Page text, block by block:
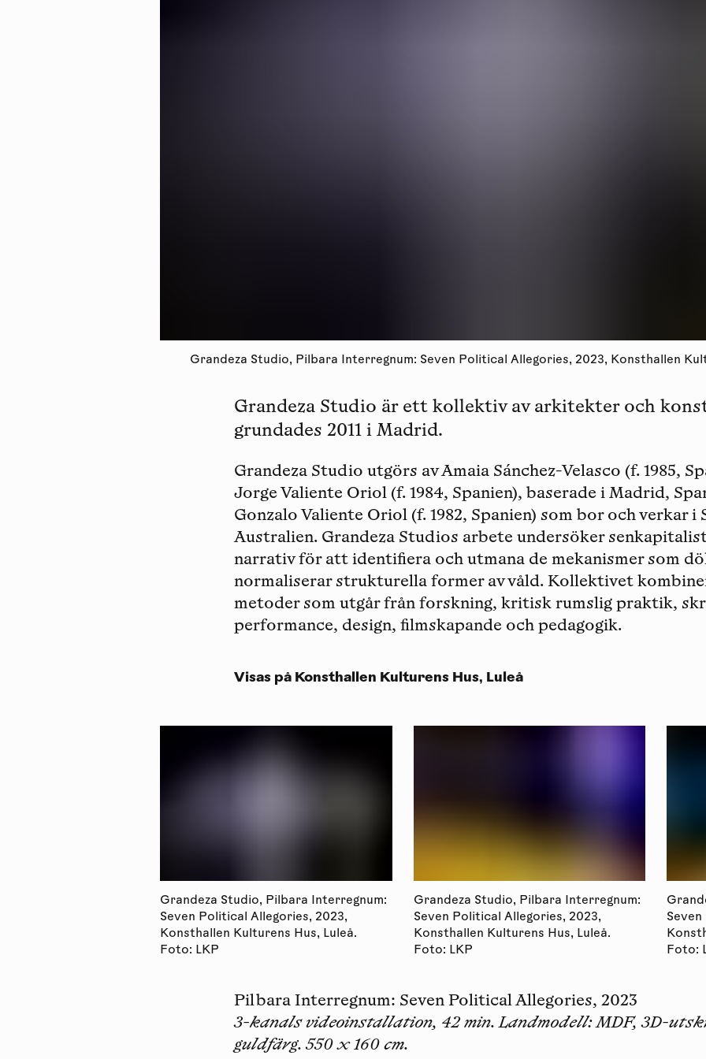
Grandeza Studio, Pilbara Interregnum: Seven Political Allegories, 2023, Konsthallen
Grandeza Studio är ett kollektiv av arkitekter och
grundades 2011 i Madrid.
Grandeza Studio utgörs avAmaia Sánchez-Velasco (f. 1985,
Jorge Valiente Oriol (f. 1984, Spanien), baserade i Madrid,
Gonzalo Valiente Oriol (f. 1982, Spanien) som bor och verkar i
Australien. Grandeza Studios arbete undersöker
narrativ för att identifiera och utmana de mekanismer som
normaliserar strukturella former av våld. Kollektivet
metoder som utgår från forskning, kritisk rumslig praktik,
performance, design, filmskapande och pedagogik.
Visas på Konsthallen Kulturens Hus, Luleå
Grandeza Studio, Pilbara Interregnum:
Seven Political Allegories, 2023,
Konsthallen Kulturens Hus, Luleå.
Foto: LKP
Grandeza Studio, Pilbara Interregnum:
Seven Political Allegories, 2023,
Konsthallen Kulturens Hus, Luleå.
Foto: LKP
Foto:
Pilbara Interregnum: Seven Political Allegories, 2023
3-kanals videoinstallation, 42 min. Landmodell: MDF, 3D-
guldfärg. 550 x 160 cm.